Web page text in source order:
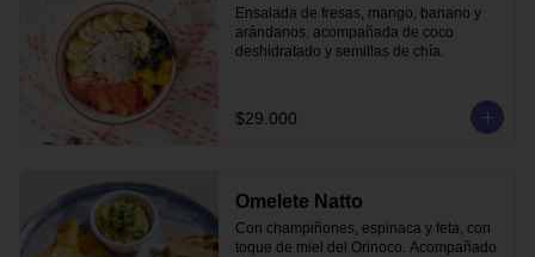
Ensalada de fresas, mango, banano y
arándanos, acompañada de coco
deshidratado y semillas de chía.
$29.000
Omelete Natto
Con champiñones, espinaca y feta, con
toque de miel del Orinoco. Acompañado